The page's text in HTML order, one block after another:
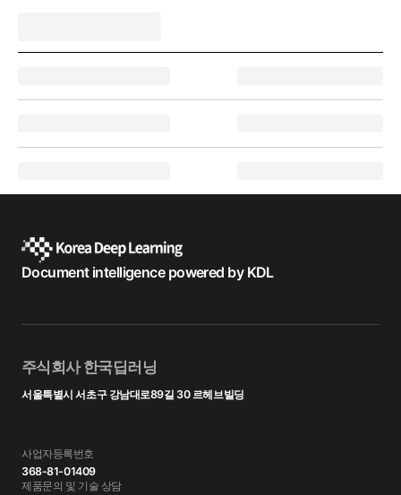
Document intelligence powered by KDL
주식회사 한국딥러닝
서울특별시 서초구 강남대로89길 30 르헤브빌딩
사업자등록번호
368-81-01409
제품문의 및 기술 상담